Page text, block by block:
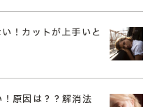
！カットが上手いと
原因は？？解消法